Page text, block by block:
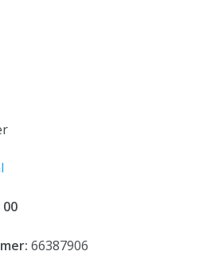
00
66387906